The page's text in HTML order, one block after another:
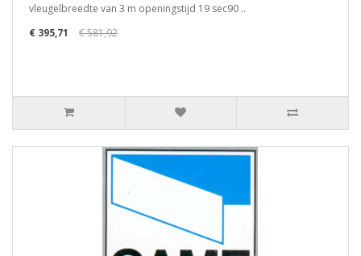
vleugelbreedte van 3 m openingstijd 19 sec90 ..
€ 395,71
€ 581,92